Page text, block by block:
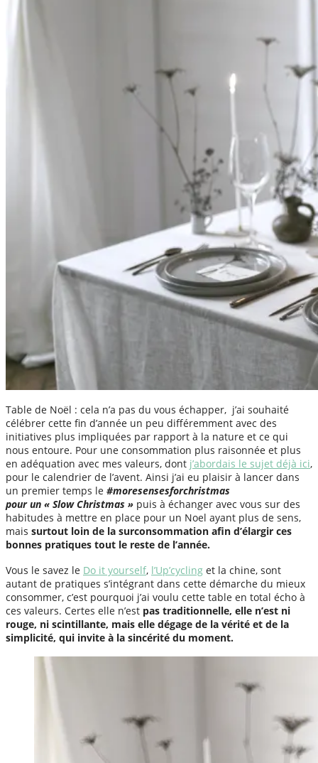
Table de Noël : cela n’a pas du vous échapper, j’ai souhaité
célébrer cette fin d’année un peu différemment avec des
initiatives plus impliquées par rapport à la nature et ce qui
nous entoure. Pour une consommation plus raisonnée et plus
en adéquation avec mes valeurs, dont j’abordais le sujet déjà ici,
pour le calendrier de l’avent. Ainsi j’ai eu plaisir à lancer dans
un premier temps le #moresensesforchristmas
pour un « Slow Christmas » puis à échanger avec vous sur des
habitudes à mettre en place pour un Noel ayant plus de sens,
mais surtout loin de la surconsommation afin d’élargir ces
bonnes pratiques tout le reste de l’année.
Vous le savez le Do it yourself, l’Up’cycling et la chine, sont
autant de pratiques s’intégrant dans cette démarche du mieux
consommer, c’est pourquoi j’ai voulu cette table en total écho à
ces valeurs. Certes elle n’est pas traditionnelle, elle n’est ni
rouge, ni scintillante, mais elle dégage de la vérité et de la
simplicité, qui invite à la sincérité du moment.